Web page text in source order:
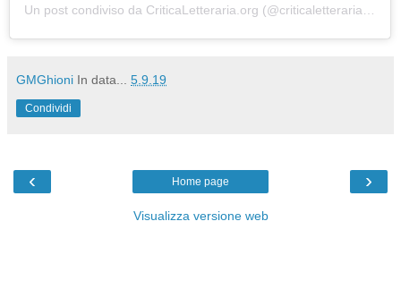
Un post condiviso da CriticaLetteraria.org (@criticaletteraria) in data:
GMGhioni In data... 5.9.19
Condividi
‹ ›
Home page
Visualizza versione web